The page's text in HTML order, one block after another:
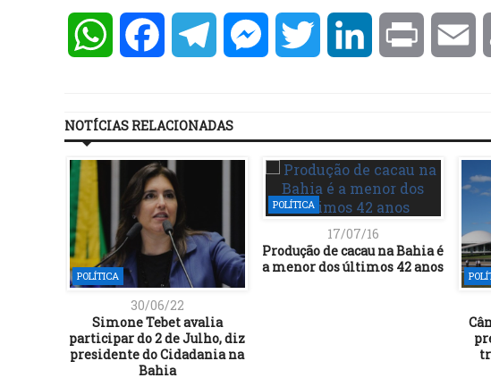
WhatsAppFacebookTelegramMessengerTwitter LinkedInPrint
NOTÍCIAS RELACIONADAS
POLÍTICA
30/06/22
Simone Tebet avalia
participar do 2 de Julho, diz
presidente do Cidadania na
Bahia
POLÍTICA
17/07/16
Produção de cacau na Bahia é
a menor dos últimos 42 anos